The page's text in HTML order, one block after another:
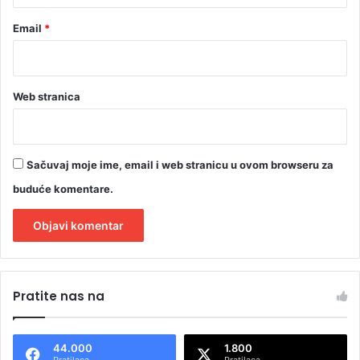
Email *
Web stranica
Sačuvaj moje ime, email i web stranicu u ovom browseru za
buduće komentare.
tPratite nas na
44.000 1.800